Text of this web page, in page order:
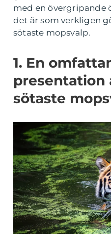
med en övergripande
det är som verkligen
sötaste mopsvalp.
1. En
presentation
sötaste